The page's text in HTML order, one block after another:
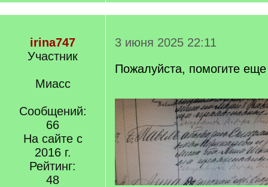
irina747
Участник
Миасс
Сообщений:
66
На сайте с
2016 г.
Рейтинг:
48
3 июня 2025 22:11
Пожалуйста, помогите еще